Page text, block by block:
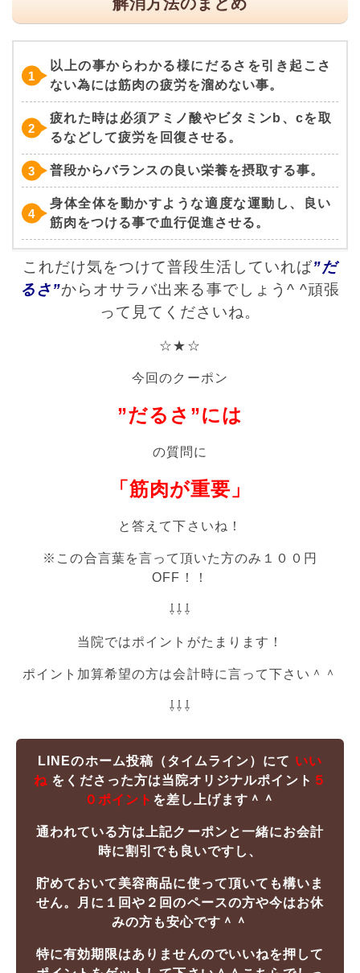
以上の事からわかる様にだるさを引き起こさ
ない為には筋肉の疲労を溜めない事。
疲れた時は必須アミノ酸やビタミンb、cを取
るなどして疲労を回復させる。
普段からバランスの良い栄養を摂取する事。
身体全体を動かすような適度な運動し、良い
筋肉をつける事で血行促進させる。
これだけ気をつけて普段生活していれば”だ
るさ”からオサラバ出来る事でしょう^ ^頑張
って見てくださいね。
☆★☆
今回のクーポン
”だるさ”には
の質問に
「筋肉が重要」
と答えて下さいね！
※この合言葉を言って頂いた方のみ１００円
OFF！！
⇩⇩⇩
当院ではポイントがたまります！
ポイント加算希望の方は会計時に言って下さい＾＾
⇩⇩⇩
LINEのホーム投稿（タイムライン）にて いい
ね をくださった方は当院オリジナルポイント ５
０ポイント を差し上げます＾＾
通われている方は上記クーポンと一緒にお会計
時に割引でも良いですし、
貯めておいて美容商品に使って頂いても構いま
せん。
月に１回や２回のペースの方や今はお休
みの方も安心です＾＾
特に有効期限はありませんのでいいねを押して